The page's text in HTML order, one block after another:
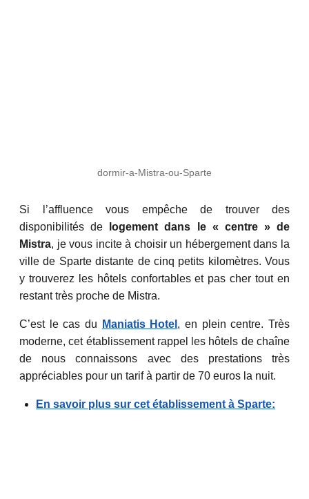
dormir-a-Mistra-ou-Sparte
Si l’affluence vous empêche de trouver des
disponibilités de
logement dans le « centre » de
Mistra, je vous incite à choisir un hébergement dans la
ville de Sparte distante de cinq petits kilomètres. Vous
y trouverez les hôtels confortables et pas cher tout en
restant très proche de Mistra.
C’est le cas du Maniatis Hotel , en plein centre. Très
moderne, cet établissement rappel les hôtels de chaîne
de nous connaissons avec des prestations très
appréciables pour un tarif à partir de 70 euros la nuit.
En savoir plus sur cet établissement à Sparte: